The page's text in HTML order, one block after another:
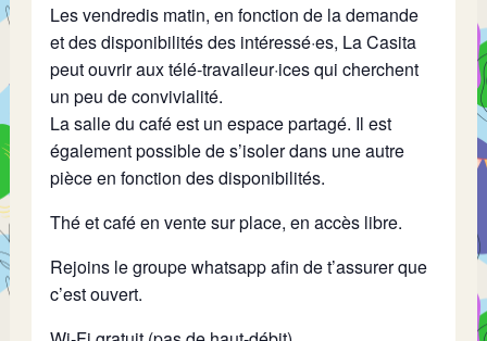
Les vendredis matin, en fonction de la demande
et des disponibilités des intéressé·es, La Casita
peut ouvrir aux télé-travaileur·ices qui cherchent
un peu de convivialité.
La salle du café est un espace partagé. Il est
également possible de s’isoler dans une autre
pièce en fonction des disponibilités.
Thé et café en vente sur place, en accès libre.
Rejoins le groupe whatsapp afin de t’assurer que
c’est ouvert.